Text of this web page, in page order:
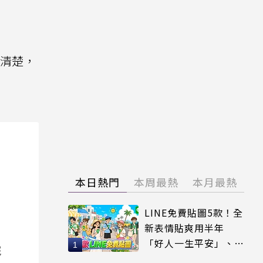
楚，
本日熱門 本周最熱 本月最熱
LINE免費貼圖5款！全
新表情貼爽用半年
「好人一生平安」、